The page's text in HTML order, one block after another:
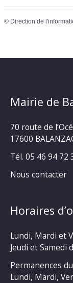
© Direction de
Mairie de
70 route de
17600
Tél. 05 46 94 72
Nous contacter
Horaires
Lundi, Mardi et
Jeudi et Samedi
Permanences
Lundi, Mardi,